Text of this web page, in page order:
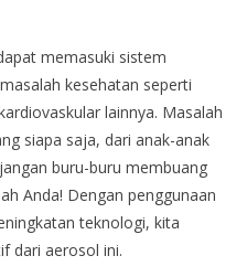
memasuki sistem
kesehatan seperti
lainnya. Masalah
siapa saja, dari anak-anak
buru-buru membuang
Anda! Dengan penggunaan
teknologi, kita
dari aerosol ini.